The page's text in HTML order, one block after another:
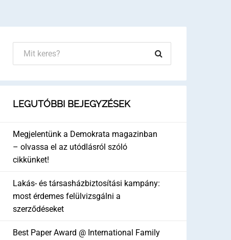
LEGUTÓBBI BEJEGYZÉSEK
Megjelentünk a Demokrata magazinban
– olvassa el az utódlásról szóló
cikkünket!
Lakás- és társasházbiztosítási kampány:
most érdemes felülvizsgálni a
szerződéseket
Best Paper Award @ International Family